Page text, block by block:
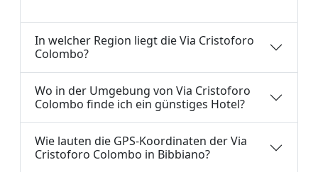
In welcher Region liegt die Via Cristoforo
Colombo?
Wo in der Umgebung von Via Cristoforo
Colombo finde ich ein günstiges Hotel?
Wie lauten die GPS-Koordinaten der Via
Cristoforo Colombo in Bibbiano?